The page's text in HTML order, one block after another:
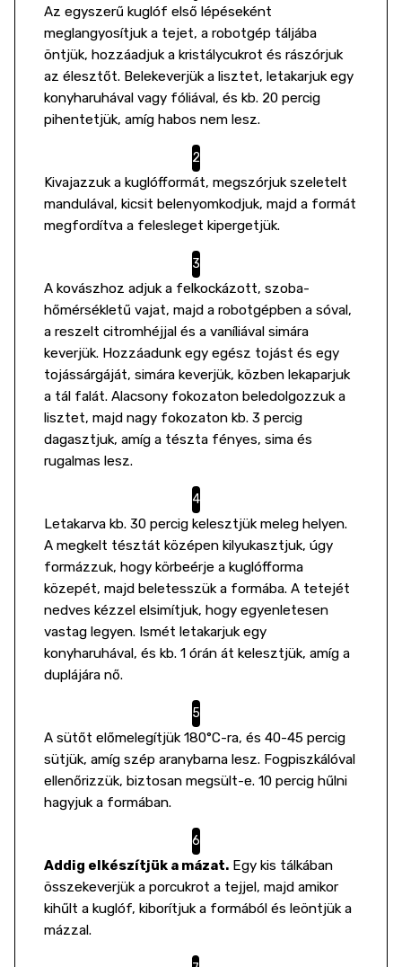
Az egyszerű kuglóf első lépéseként
meglangyosítjuk a tejet, a robotgép táljába
öntjük, hozzáadjuk a kristálycukrot és rászórjuk
az élesztőt. Belekeverjük a lisztet, letakarjuk egy
konyharuhával vagy fóliával, és kb. 20 percig
pihentetjük, amíg habos nem lesz.
Kivajazzuk a kuglófformát, megszórjuk szeletelt
mandulával, kicsit belenyomkodjuk, majd a formát
megfordítva a felesleget kipergetjük.
A kovászhoz adjuk a felkockázott, szoba-
hőmérsékletű vajat, majd a robotgépben a sóval,
a reszelt citromhéjjal és a vaníliával simára
keverjük. Hozzáadunk egy egész tojást és egy
tojássárgáját, simára keverjük, közben lekaparjuk
a tál falát. Alacsony fokozaton beledolgozzuk a
lisztet, majd nagy fokozaton kb. 3 percig
dagasztjuk, amíg a tészta fényes, sima és
rugalmas lesz.
Letakarva kb. 30 percig kelesztjük meleg helyen.
A megkelt tésztát középen kilyukasztjuk, úgy
formázzuk, hogy körbeérje a kuglófforma
közepét, majd beletesszük a formába. A tetejét
nedves kézzel elsimítjuk, hogy egyenletesen
vastag legyen. Ismét letakarjuk egy
konyharuhával, és kb. 1 órán át kelesztjük, amíg a
duplájára nő.
A sütőt előmelegítjük 180°C-ra, és 40-45 percig
sütjük, amíg szép aranybarna lesz. Fogpiszkálóval
ellenőrizzük, biztosan megsült-e. 10 percig hűlni
hagyjuk a formában.
Addig elkészítjük a mázat. Egy kis tálkában
összekeverjük a porcukrot a tejjel, majd amikor
kihűlt a kuglóf, kiborítjuk a formából és leöntjük a
mázzal.